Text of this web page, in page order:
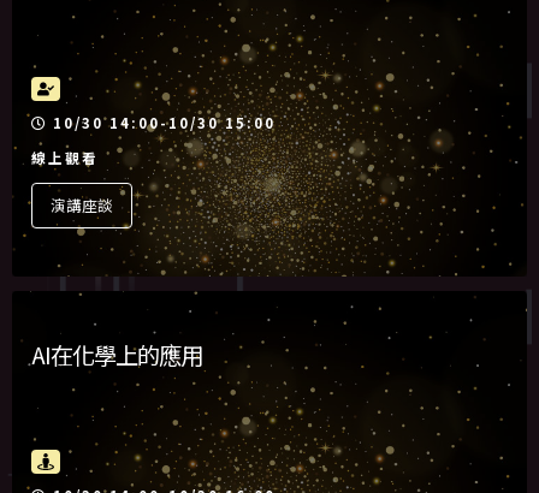
活動時間
10/30 14:00-10/30 15:00
線上觀看
演講座談
AI在化學上的應用